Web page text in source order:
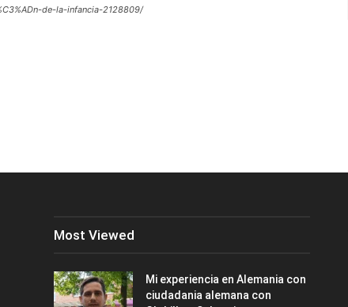
de-la-infancia-2128809/
Most Viewed
Mi experiencia en Alemania con
ciudadania alemana con